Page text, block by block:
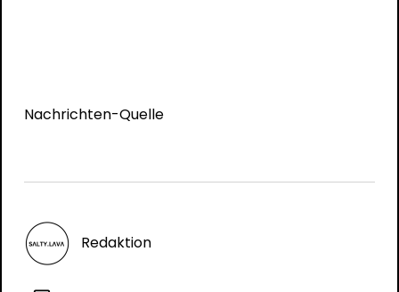
Nachrichten-Quelle
Redaktion